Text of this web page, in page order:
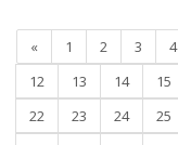
« 1 2 3 4
12
13 14 15
22
23 24 25